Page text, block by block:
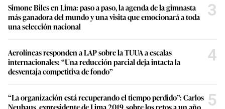
Simone Biles en Lima: paso a paso, la agenda de la gimnasta
más ganadora del mundo y una visita que emocionará a toda
una selección nacional
3
Aerolíneas responden a LAP sobre la TUUA a escalas
internacionales: “Una reducción parcial deja intacta la
desventaja competitiva de fondo”
4
“La organización está recuperando el tiempo perdido”: Carlos 5